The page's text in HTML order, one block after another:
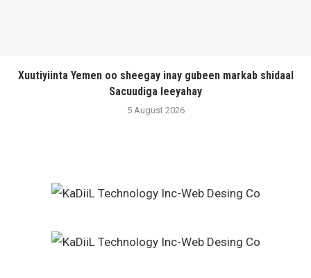
Xuutiyiinta Yemen oo sheegay inay gubeen markab shidaal
Sacuudiga leeyahay
5 August 2026